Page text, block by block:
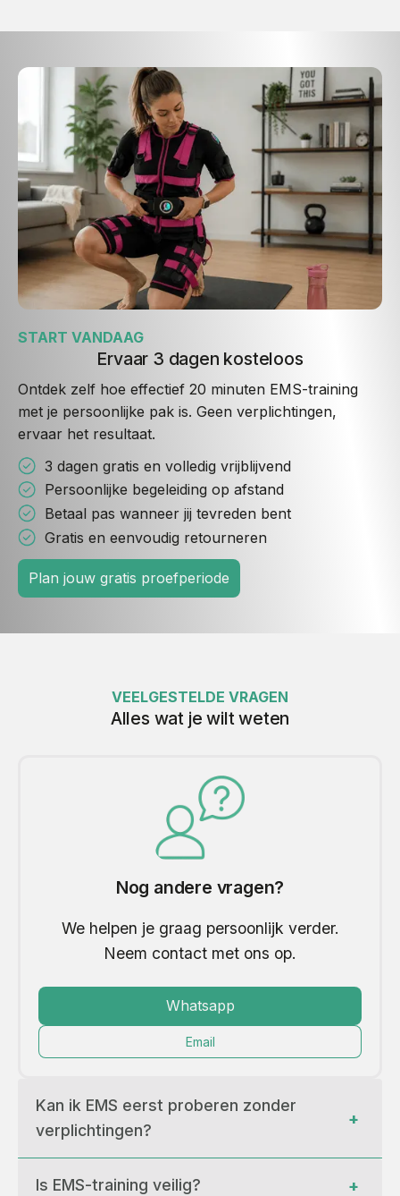
START VANDAAG
Ervaar 3 dagen kosteloos
Ontdek zelf hoe effectief 20 minuten EMS-training
met je persoonlijke pak is. Geen verplichtingen,
ervaar het resultaat.
3 dagen gratis en volledig vrijblijvend
Persoonlijke begeleiding op afstand
Betaal pas wanneer jij tevreden bent
Gratis en eenvoudig retourneren
Plan jouw gratis proefperiode
VEELGESTELDE VRAGEN
Alles wat je wilt weten
Nog andere vragen?
We helpen je graag persoonlijk verder.
Neem contact met ons op.
Whatsapp
Email
Kan ik EMS eerst proberen zonder
verplichtingen?
+
Is EMS-training veilig? +